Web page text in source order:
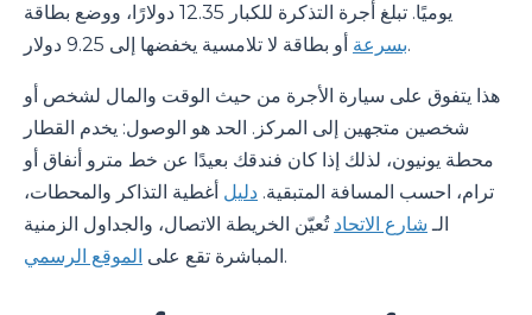
يوميًا. تبلغ أجرة التذكرة للكبار 12.35 دولارًا، ووضع بطاقة
بسرعةأو بطاقة لا تلامسية يخفضها إلى 9.25 دولار.
هذا يتفوق على سيارة الأجرة من حيث الوقت والمال لشخص أو
شخصين متجهين إلى المركز. الحد هو الوصول: يخدم القطار
محطة يونيون، لذلك إذا كان فندقك بعيدًا عن خط مترو أنفاق أو
ترام، احسب المسافة المتبقية. دليل أغطية التذاكر والمحطات،
الـ شارع الاتحاد تُعيّن الخريطة الاتصال، والجداول الزمنية
المباشرة تقع على الموقع الرسمي .